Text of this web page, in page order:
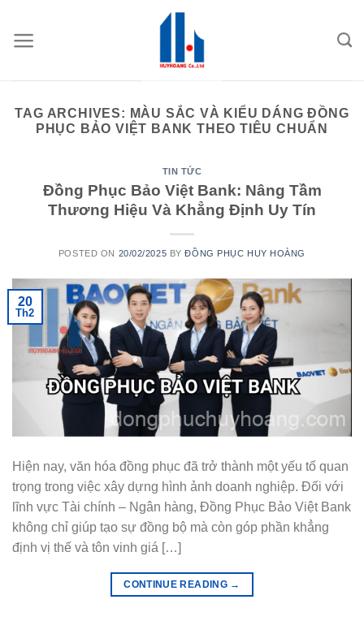
content
TAG ARCHIVES: MÀU SẮC VÀ KIỂU DÁNG ĐỒNG
PHỤC BẢO VIỆT BANK THEO TIÊU CHUẨN
TIN TỨC
Đồng Phục Bảo Việt Bank: Nâng Tầm
Thương Hiệu Và Khẳng Định Uy Tín
POSTED ON 20/02/2025 BYĐỒNG PHỤC HUY HOÀNG
20
Th2
Hiện nay, văn hóa đồng phục đã trở thành một yếu tố quan
trọng trong việc xây dựng hình ảnh doanh nghiệp. Đối với
lĩnh vực Tài chính – Ngân hàng, Đồng Phục Bảo Việt Bank
không chỉ giúp tạo sự đồng bộ mà còn góp phần khẳng
định vị thế và tôn vinh giá […]
CONTINUE READING →